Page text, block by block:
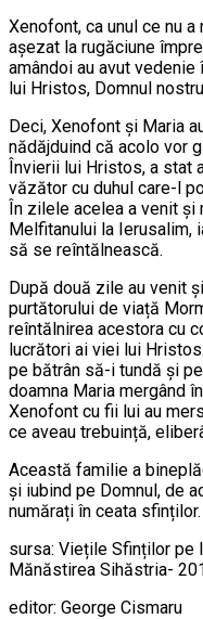
Xenofont, ca unul ce nu
așezat la rugăciune
amândoi au avut
lui Hristos, Domnul
Deci, Xenofont și Maria
nădăjduind că acolo vor
Învierii lui Hristos, a stat
văzător cu duhul care-l
În zilele acelea a venit și
Melfitanului la Ierusalim,
să se reîntălnească.
După două zile au venit
purtătorului de viață
reîntălnirea acestora cu
lucrători ai viei lui
pe bătrân să-i tundă și
doamna Maria mergând
Xenofont cu fii lui au
ce aveau trebuință,
Această familie a
și iubind pe Domnul, de
numărați în ceata sfinților.
sursa: Viețile Sfinților pe
Mănăstirea Sihăstria-
editor: George Cismaru